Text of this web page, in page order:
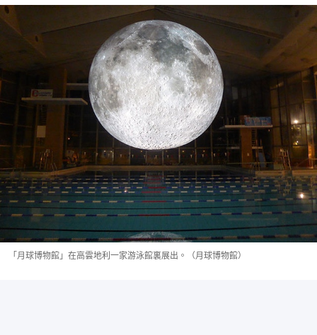
「月球博物館」在高雲地利一家游泳館裏展出。（月球博物館）